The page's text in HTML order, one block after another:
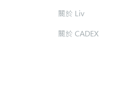
​關於 Liv
​關於 CADEX